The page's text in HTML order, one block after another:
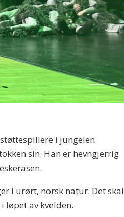
i jungelen
sin. Han er hevngjerrig
i urørt, norsk natur. Det skal
løpet av kvelden.